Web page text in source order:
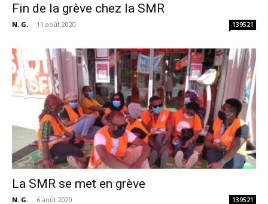
Fin de la grève chez la SMR
N. G. - 11 août 2020 139521
La SMR se met en grève
N. G. - 6 août 2020 139521